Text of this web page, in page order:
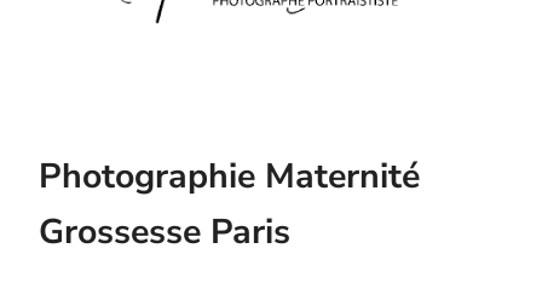
Photographie Maternité
Grossesse Paris